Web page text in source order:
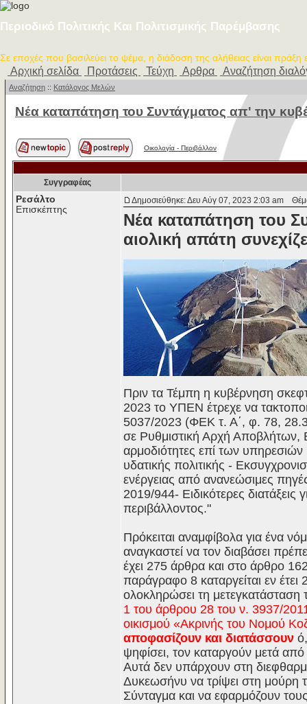
Περιοδικό Πολιτικής Και Πολιτισμικής Παρέμβασης
Σε εποχές που βασιλεύει το ψέμα, η διάδοση της αλήθειας είναι πράξη
Αρχική σελίδα Προτάσεις Τεύχη Αρθρα Αναζήτηση
Αναζήτηση :: Κατάλογος Μελών
Νέα καταπάτηση του Συντάγματος απ' την
Οικολογία - Περιβάλλον
Συγγραφέας
Ρεσάλτο
Επισκέπτης
Δημοσιεύθηκε: Δευ Αύγ 07, 2023 2:03 am
Νέα καταπάτηση του
αιολική απάτη
Πριν τα Τέμπη η κυβέρνηση
2023 το ΥΠΕΝ έτρεχε να
5037/2023 (ΦΕΚ τ. Α΄, φ. 78,
σε Ρυθμιστική Αρχή Αποβλήτων,
αρμοδιότητες επί των
υδατικής πολιτικής -
ενέργειας από ανανεώσιμες
2019/944- Ειδικότερες διατάξεις
περιβάλλοντος."
Πρόκειται αναμφίβολα για ένα
αναγκαστεί να τον διαβάσει
έχει 275 άρθρα και στο άρθρο
παράγραφο 8 καταργείται εν
ολοκληρώσει τη
1 του άρθρου 28 του ν. 3937/
οικισμού «Ακρινής του Νομού
αποφασίζουν και διατάσσουν
ψηφίσει, τον καταργούν μετά
Αυτά δεν υπάρχουν στη
Δυκεωσήνυ να τρίψει στη μούρη
Σύνταγμα και να εφαρμόζουν